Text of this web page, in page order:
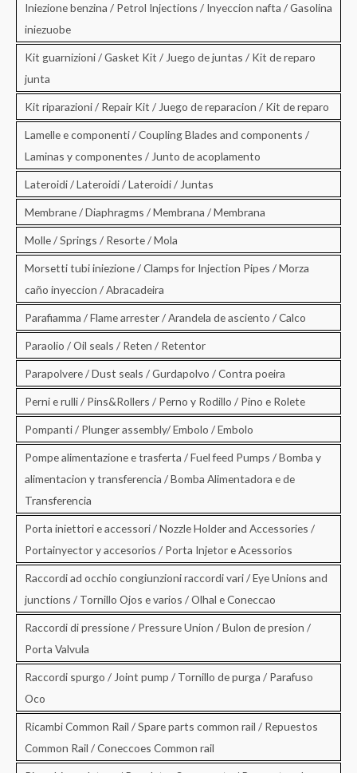
Iniezione benzina / Petrol Injections / Inyeccion nafta / Gasolina
iniezuobe
Kit guarnizioni / Gasket Kit / Juego de juntas / Kit de reparo
junta
Kit riparazioni / Repair Kit / Juego de reparacion / Kit de reparo
Lamelle e componenti / Coupling Blades and components /
Laminas y componentes / Junto de acoplamento
Lateroidi / Lateroidi / Lateroidi / Juntas
Membrane / Diaphragms / Membrana / Membrana
Molle / Springs / Resorte / Mola
Morsetti tubi iniezione / Clamps for Injection Pipes / Morza
caño inyeccion / Abracadeira
Parafiamma / Flame arrester / Arandela de asciento / Calco
Paraolio / Oil seals / Reten / Retentor
Parapolvere / Dust seals / Gurdapolvo / Contra poeira
Perni e rulli / Pins&Rollers / Perno y Rodillo / Pino e Rolete
Pompanti / Plunger assembly/ Embolo / Embolo
Pompe alimentazione e trasferta / Fuel feed Pumps / Bomba y
alimentacion y transferencia / Bomba Alimentadora e de
Transferencia
Porta iniettori e accessori / Nozzle Holder and Accessories /
Portainyector y accesorios / Porta Injetor e Acessorios
Raccordi ad occhio congiunzioni raccordi vari / Eye Unions and
junctions / Tornillo Ojos e varios / Olhal e Coneccao
Raccordi di pressione / Pressure Union / Bulon de presion /
Porta Valvula
Raccordi spurgo / Joint pump / Tornillo de purga / Parafuso
Oco
Ricambi Common Rail / Spare parts common rail / Repuestos
Common Rail / Coneccoes Common rail